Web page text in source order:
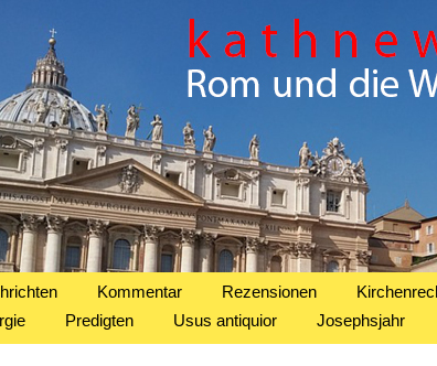
Kommentar Rezensionen
Predigten Usus antiquior Josephsjahr